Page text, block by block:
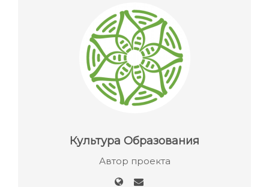
Культура Образования
Автор проекта